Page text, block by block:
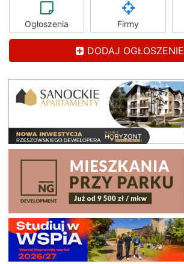
Ogłoszenia Firmy
DODAJ OGŁOSZENIE